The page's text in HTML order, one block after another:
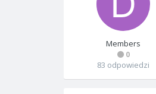
Members
0
83 odpowiedzi